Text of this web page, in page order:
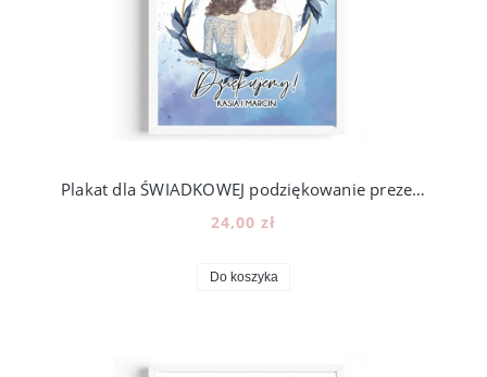
Plakat dla ŚWIADKOWEJ podziękowanie prezent - wzór PS3
24,00 zł
Do koszyka